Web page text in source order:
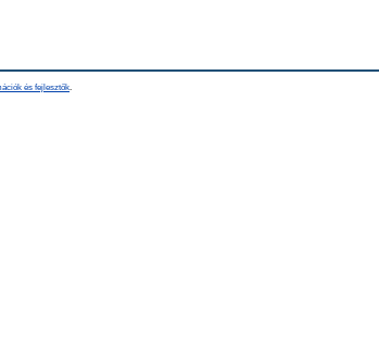
és fejlesztők